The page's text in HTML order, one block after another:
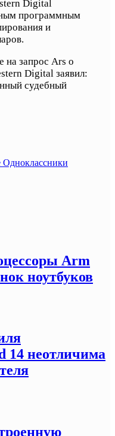
Digital
программным
и
на запрос Ars о
Digital заявил:
судебный
Одноклассники
Arm
ноутбуков
14 неотличима